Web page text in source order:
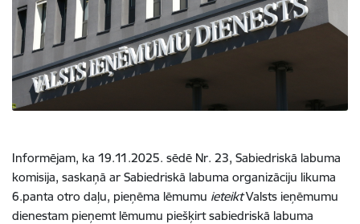
Informējam, ka 19.11.2025. sēdē Nr. 23, Sabiedriskā labuma
komisija, saskaņā ar Sabiedriskā labuma organizāciju likuma
6.panta otro daļu, pieņēma lēmumu ieteiktValsts ieņēmumu
dienestam pieņemt lēmumu piešķirt sabiedriskā labuma